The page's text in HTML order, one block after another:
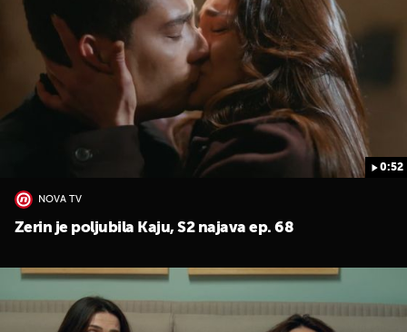
0:52
NOVA TV
Zerin je poljubila Kaju, S2 najava ep. 68